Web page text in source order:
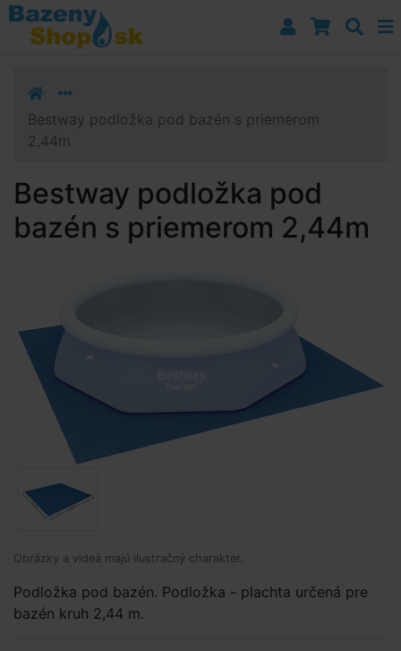
Prejsť k navigácii
Prejsť na obsah
Prejsť k bočnému stĺpci
Bestway podložka pod bazén s priemerom
2,44m
Bestway podložka pod
bazén s priemerom 2,44m
Obrázky a videá majú ilustračný charakter.
Podložka pod bazén. Podložka - plachta určená pre
bazén kruh 2,44 m.